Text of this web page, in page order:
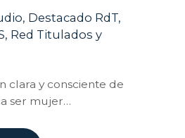
, Destacado RdT,
, Red Titulados y
clara y consciente de
ser mujer…